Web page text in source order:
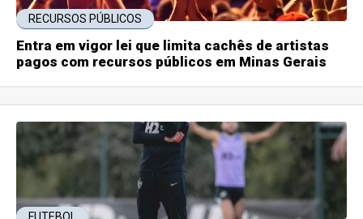
RECURSOS PÚBLICOS
Entra em vigor lei que limita cachês de artistas
pagos com recursos públicos em Minas Gerais